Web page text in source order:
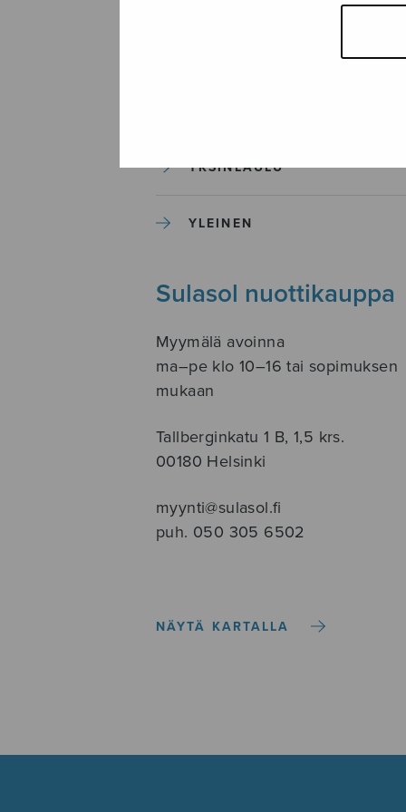
SOITINKOULUT JA OPPAAT
YKSINLAULU
YLEINEN
Sulasol nuottikauppa
Myymälä avoinna
ma–pe klo 10–16 tai sopimuksen
mukaan
Tallberginkatu 1 B, 1,5 krs.
00180 Helsinki
myynti@sulasol.fi
puh. 050 305 6502
NÄYTÄ KARTALLA